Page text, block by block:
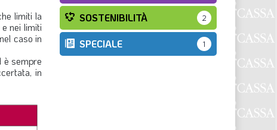
limiti la
nei limiti
caso in
è sempre
in
SOSTENIBILITÀ 2
SPECIALE 1